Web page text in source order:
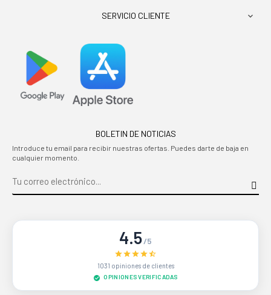
SERVICIO CLIENTE 
BOLETIN DE NOTICIAS
Introduce tu email para recibir nuestras ofertas. Puedes darte de baja en
cualquier momento.
4.5/5
1031 opiniones de clientes
OPINIONES VERIFICADAS